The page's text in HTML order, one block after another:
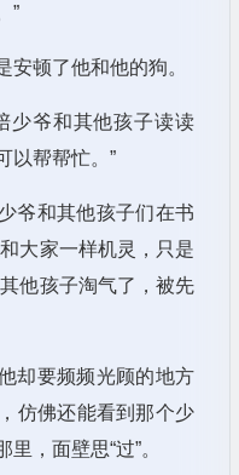
”
安顿了他和他的狗。
少爷和其他孩子读读
以帮帮忙。”
爷和其他孩子们在书
大家一样机灵，只是
他孩子淘气了，被先
却要频频光顾的地方
仿佛还能看到那个少
，面壁思“过”。